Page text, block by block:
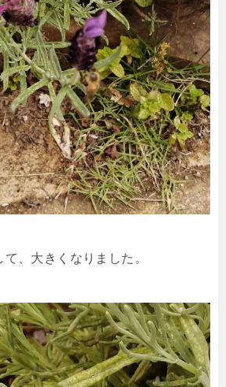
、大きくなりました。